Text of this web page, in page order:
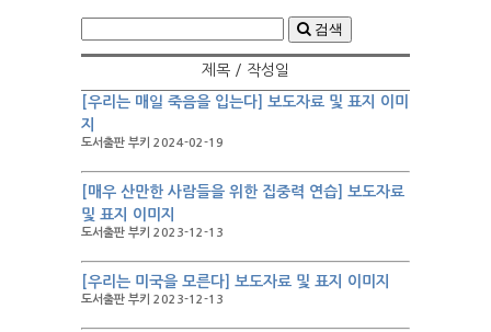
검색
제목 / 작성일
[우리는 매일 죽음을 입는다] 보도자료 및 표지 이미
지
도서출판 부키 2024-02-19
[매우 산만한 사람들을 위한 집중력 연습] 보도자료
및 표지 이미지
도서출판 부키 2023-12-13
[우리는 미국을 모른다] 보도자료 및 표지 이미지
도서출판 부키 2023-12-13